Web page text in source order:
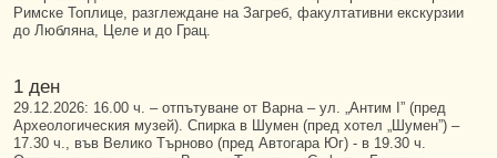
Римске Топлице, разглеждане на Загреб, факултативни екскурзии
до Любляна, Целе и до Грац.
1 ден
29.12.2026: 16.00 ч. – отпътуване от Варна – ул. „Антим I” (пред
Археологическия музей). Спирка в Шумен (пред хотел „Шумен”) –
17.30 ч., във Велико Търново (пред Автогара Юг) - в 19.30 ч.